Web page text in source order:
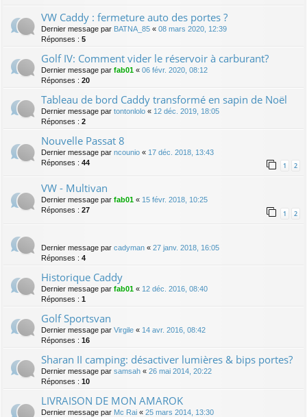
VW Caddy : fermeture auto des portes ?
Dernier message par BATNA_85 « 08 mars 2020, 12:39
Réponses : 5
Golf IV: Comment vider le réservoir à carburant?
Dernier message par fab01 « 06 févr. 2020, 08:12
Réponses : 20
Tableau de bord Caddy transformé en sapin de Noël
Dernier message par tontonlolo « 12 déc. 2019, 18:05
Réponses : 2
Nouvelle Passat 8
Dernier message par ncounio « 17 déc. 2018, 13:43
Réponses : 44 1 2
VW - Multivan
Dernier message par fab01 « 15 févr. 2018, 10:25
Réponses : 27 1 2
Dernier message par cadyman « 27 janv. 2018, 16:05
Réponses : 4
Historique Caddy
Dernier message par fab01 « 12 déc. 2016, 08:40
Réponses : 1
Golf Sportsvan
Dernier message par Virgile « 14 avr. 2016, 08:42
Réponses : 16
Sharan II camping: désactiver lumières & bips portes?
Dernier message par samsah « 26 mai 2014, 20:22
Réponses : 10
LIVRAISON DE MON AMAROK
Dernier message par Mc Rai « 25 mars 2014, 13:30